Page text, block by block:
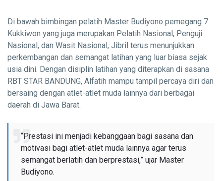
Di bawah bimbingan pelatih Master Budiyono pemegang 7
Kukkiwon yang juga merupakan Pelatih Nasional, Penguji
Nasional, dan Wasit Nasional, Jibril terus menunjukkan
perkembangan dan semangat latihan yang luar biasa sejak
usia dini. Dengan disiplin latihan yang diterapkan di sasana
RBT STAR BANDUNG, Alfatih mampu tampil percaya diri dan
bersaing dengan atlet-atlet muda lainnya dari berbagai
daerah di Jawa Barat.
“Prestasi ini menjadi kebanggaan bagi sasana dan
motivasi bagi atlet-atlet muda lainnya agar terus
semangat berlatih dan berprestasi,” ujar Master
Budiyono.